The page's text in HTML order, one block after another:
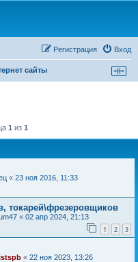
Вход
Регистрация
сайты
1 из 1
« 23 ноя 2016, 11:33
токарей\фрезеровщиков
« 02 апр 2024, 21:13
1 2 3
« 22 ноя 2023, 13:26